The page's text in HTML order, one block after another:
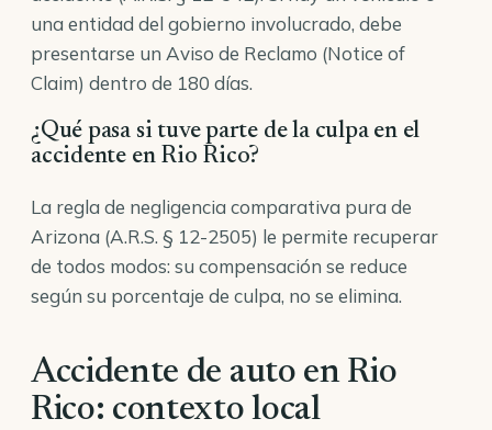
una entidad del gobierno involucrado, debe
presentarse un Aviso de Reclamo (Notice of
Claim) dentro de 180 días.
¿Qué pasa si tuve parte de la culpa en el
accidente en Rio Rico?
La regla de negligencia comparativa pura de
Arizona (A.R.S. § 12-2505) le permite recuperar
de todos modos: su compensación se reduce
según su porcentaje de culpa, no se elimina.
Accidente de auto en Rio
Rico: contexto local